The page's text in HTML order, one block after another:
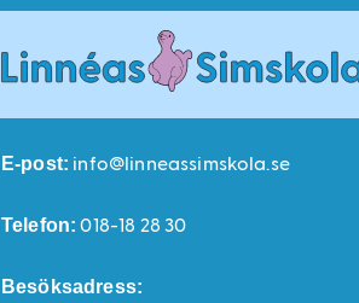
E-post: info@linneassimskola.se
Telefon: 018-18 28 30
Besöksadress: